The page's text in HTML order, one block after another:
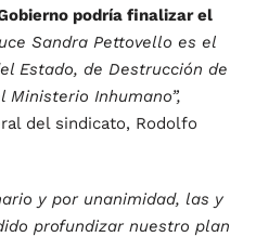
podría finalizar el
Sandra Pettovello es el
Estado, de Destrucción de
Inhumano”,
del sindicato, Rodolfo
y por unanimidad, las y
profundizar nuestro plan